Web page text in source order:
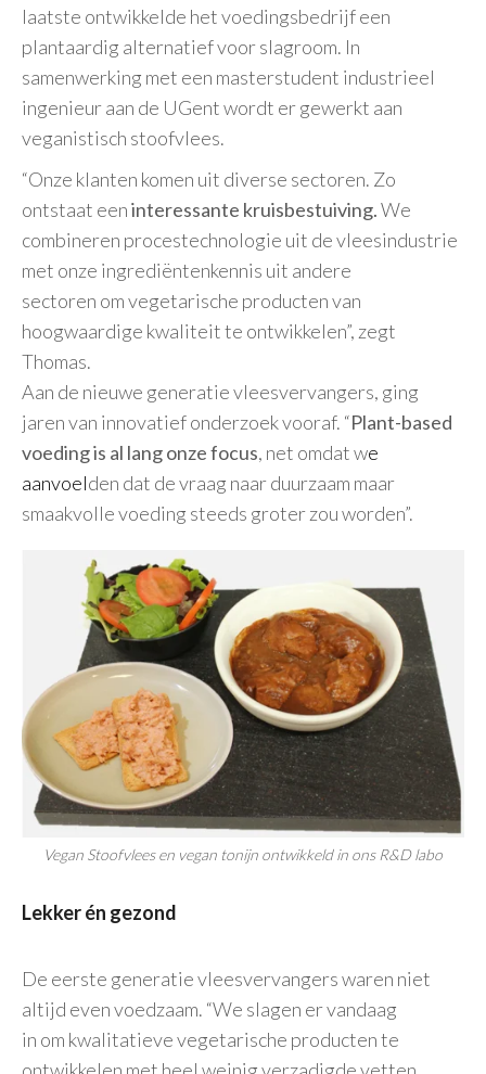
laatste ontwikkelde het voedingsbedrijf een
plantaardig alternatief voor slagroom. In
samenwerking met een masterstudent industrieel
ingenieur aan de UGent wordt er gewerkt aan
veganistisch stoofvlees.
“Onze klanten komen uit diverse sectoren. Zo
ontstaat eeninteressante kruisbestuiving.We
combineren procestechnologie uit de vleesindustrie
met onze ingrediëntenkennis uit andere
sectoren om vegetarische producten van
hoogwaardige kwaliteit te ontwikkelen”, zegt
Thomas.
Aan de nieuwe generatie vleesvervangers, ging
jaren van innovatief onderzoek vooraf. “Plant-based
voeding is al lang onze focus, net omdat we
aanvoelden dat de vraag naar duurzaam maar
smaakvolle voeding steeds groter zou worden”.
Vegan Stoofvlees en vegan tonijn ontwikkeld in ons R&D labo
Lekker én gezond
De eerste generatie vleesvervangers waren niet
altijd even voedzaam. “We slagen er vandaag
in om kwalitatieve vegetarische producten te